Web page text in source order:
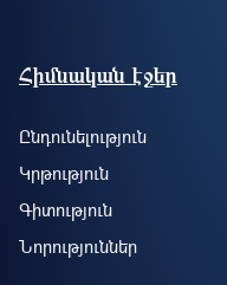
Footer site information
Հիմնական էջեր
Ընդունելություն
Կրթություն
Գիտություն
Նորություններ